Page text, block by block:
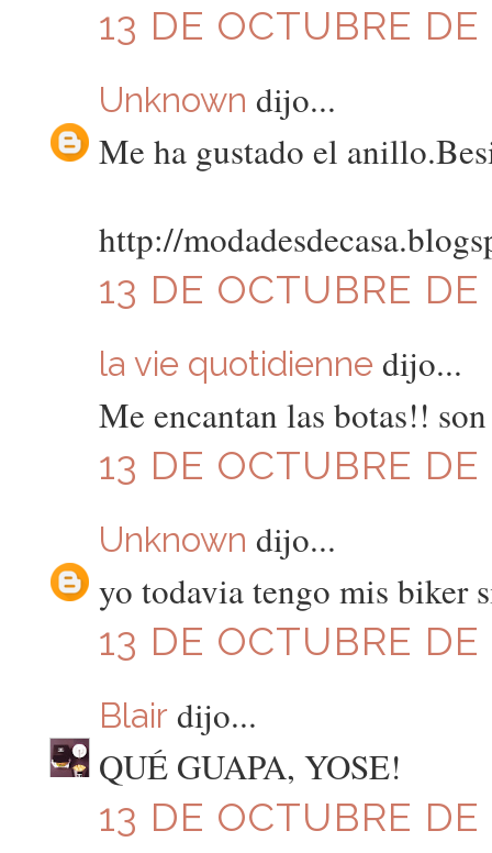
13 DE OCTUBRE DE
Unknown dijo...
Me ha gustado el
http://
13 DE OCTUBRE DE
la vie quotidienne dijo...
Me encantan las botas!!
13 DE OCTUBRE
Unknown dijo...
yo todavia tengo mis biker
13 DE OCTUBRE DE
Blair dijo...
QUÉ GUAPA, YOSE!
13 DE OCTUBRE